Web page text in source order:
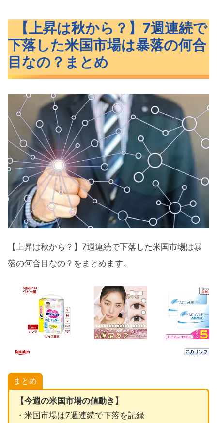
【上昇は秋から？】7週連続で
下落した米国市場は暴落の何合
目なの？まとめ
【上昇は秋から？】7週連続で下落した米国市場は暴
落の何合目なの？をまとめます。
まとめ
【今週の米国市場の値動き】
・米国市場は7週連続で下落を記録